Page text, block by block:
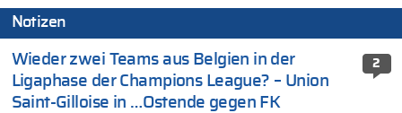
Notizen
2
Wieder zwei Teams aus Belgien in der
Ligaphase der Champions League? – Union
Saint-Gilloise in …Ostende gegen FK